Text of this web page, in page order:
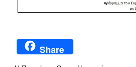
Share